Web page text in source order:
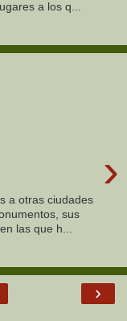
a los q...
›
a otras ciudades
sus
las que h...
›